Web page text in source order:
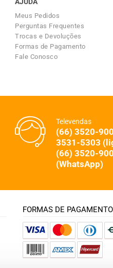
AJUDA
Meus Pedidos
Perguntas Frequentes
Trocas e Devoluções
Formas de Pagamento
Fale Conosco
Televendas
(66) 3520-
3531-5303
(66) 3520-
(WhatsApp)
FORMAS DE PAGAMENTO